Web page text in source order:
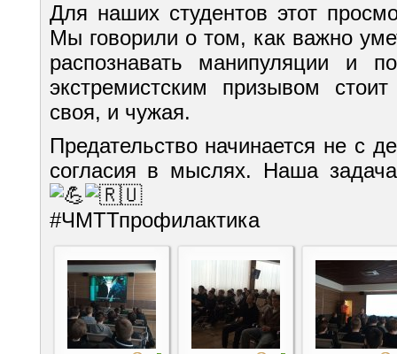
Для наших студентов этот
Мы говорили о том, как важно
распознавать манипуляции и
экстремистским призывом
своя, и чужая.
Предательство начинается не с
согласия в мыслях. Наша
#ЧМТТпрофилактика